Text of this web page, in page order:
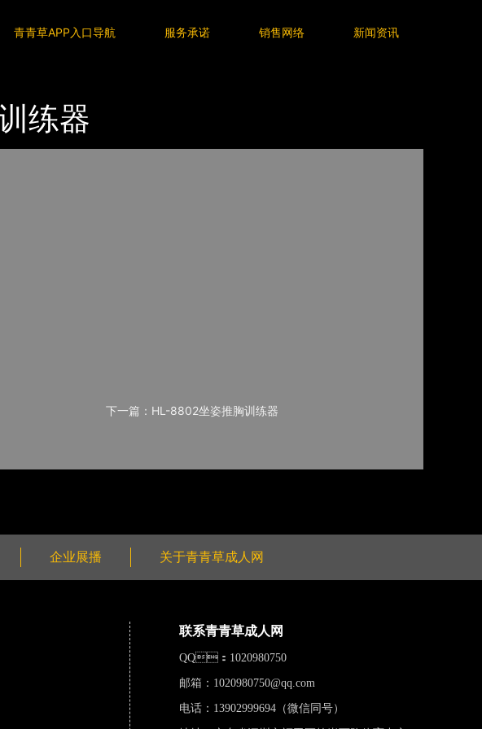
青青草APP入口导航 服务承诺 销售网络 新闻资讯
练器
下一篇：HL-8802坐姿推胸训练器
企业展播 关于青青草成人网
联系青青草成人网
QQ：1020980750
邮箱： 1020980750@qq.com
电话：13902999694（微信同号）